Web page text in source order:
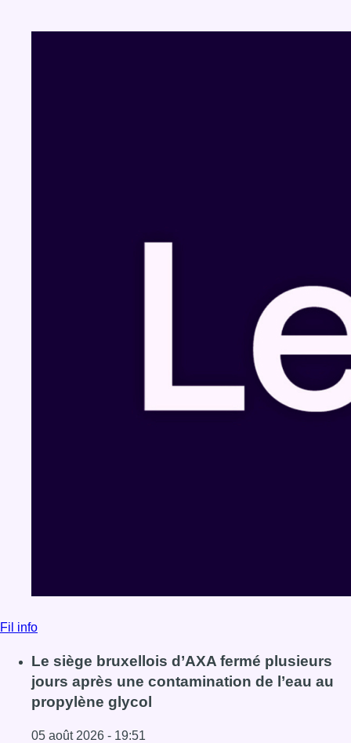
Fil info
Le siège bruxellois d’AXA fermé plusieurs
jours après une contamination de l’eau au
propylène glycol
05 août 2026 - 19:51